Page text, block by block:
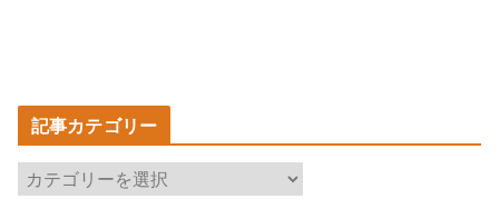
記事カテゴリー
記
事